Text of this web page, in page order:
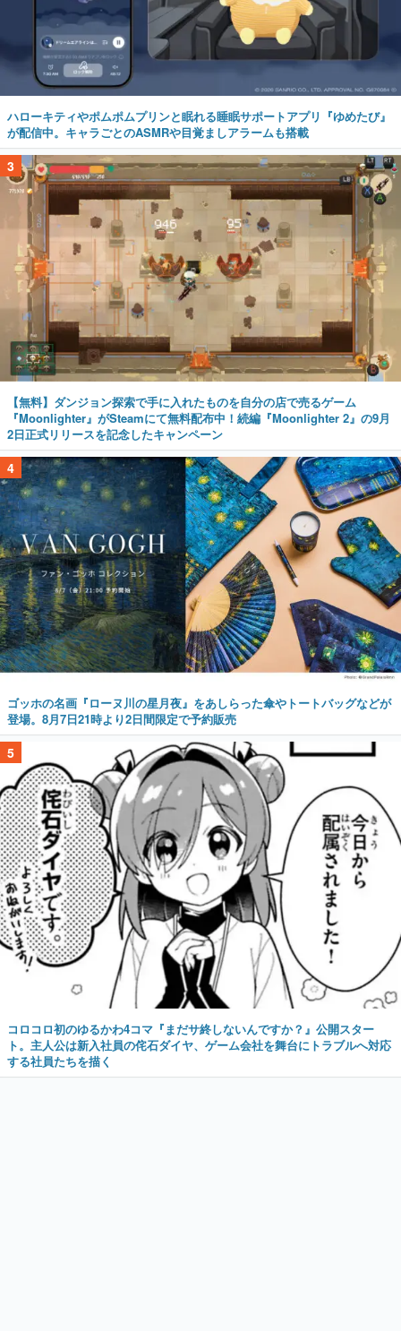
ハローキティやポムポムプリンと眠れる睡眠サポートアプリ『ゆめたび』
が配信中。キャラごとのASMRや目覚ましアラームも搭載
3
【無料】ダンジョン探索で手に入れたものを自分の店で売るゲーム
『Moonlighter』がSteamにて無料配布中！続編『Moonlighter 2』の9月
2日正式リリースを記念したキャンペーン
4
ゴッホの名画『ローヌ川の星月夜』をあしらった傘やトートバッグなどが
登場。8月7日21時より2日間限定で予約販売
5
コロコロ初のゆるかわ4コマ『まだサ終しないんですか？』公開スター
ト。主人公は新入社員の侘石ダイヤ、ゲーム会社を舞台にトラブルへ対応
する社員たちを描く